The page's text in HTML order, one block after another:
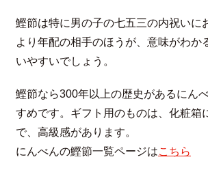
鰹節は特に男の子の七五三の内祝いに
より年配の相手のほうが、意味がわか
いやすいでしょう。
鰹節なら300年以上の歴史があるにん
すめです。ギフト用のものは、化粧箱
で、高級感があります。
にんべんの鰹節一覧ページはこちら